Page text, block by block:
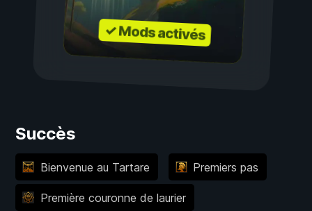
✓ Mods activés
Succès
Bienvenue au Tartare Premiers pas
Première couronne de laurier